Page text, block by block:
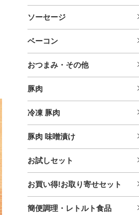
ソーセージ
ベーコン
おつまみ・その他
豚肉
冷凍 豚肉
豚肉 味噌漬け
お試しセット
お買い得!お取り寄せセット
簡便調理・レトルト食品